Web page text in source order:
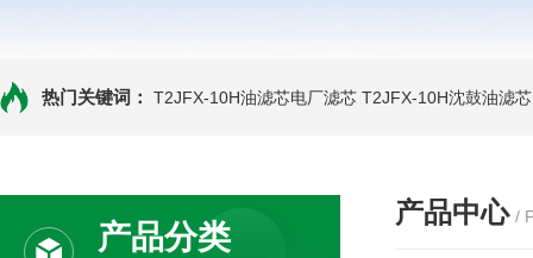
热门关键词： T2JFX-10H油滤芯电厂滤芯 T2JFX-10H沈鼓油滤芯
产品分类
产品中心 /